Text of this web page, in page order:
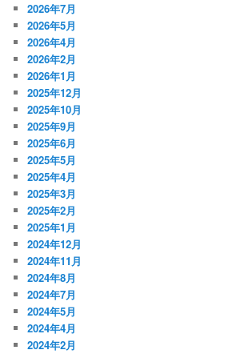
2026年7月
2026年5月
2026年4月
2026年2月
2026年1月
2025年12月
2025年10月
2025年9月
2025年6月
2025年5月
2025年4月
2025年3月
2025年2月
2025年1月
2024年12月
2024年11月
2024年8月
2024年7月
2024年5月
2024年4月
2024年2月